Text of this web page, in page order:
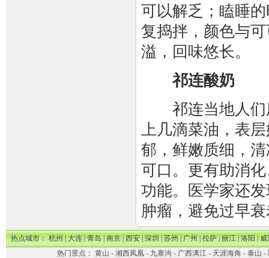
可以解乏；瞌睡
复捣拌，颜色与
溢，回味悠长。
祁连酸奶
祁连当地人们
上几滴菜油，表
郁，鲜嫩质细，
可口。更有助消
功能。医学家还
肿瘤，避免过早
热点城市：杭州|大连|青岛|南京|西安|深圳|苏州|广州|拉萨|丽江|洛阳|威
热门景点： 黄山 - 湘西凤凰- 九寨沟 - 广西漓江- 天涯海角 - 泰山 -